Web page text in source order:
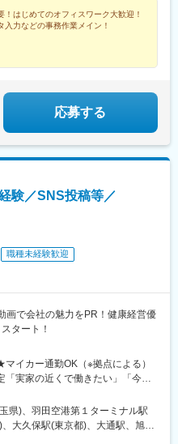
、函館駅前駅、仙台駅(地下鉄)、
音駅、新豊橋駅、豊川稲荷駅、
駅、新魚津駅、あすなろう四日
神線)、大阪梅田駅(阪急線)、小路
宮駅(神戸新交通)、西宮駅、山陽
町駅、熊本駅前駅、鹿児島駅前
駅、新宿西口駅、反町駅、羽田空
ール・ＡＮＡ利用)、西武新宿駅、
県)、大阪駅、高速神戸駅、三宮駅
、南堀端駅、二本木口駅、桜島桟
、浦添前田駅、通町筋駅、宮崎
駅、池袋駅、吉祥寺駅、町田
、川崎駅、座間駅、相模原駅、
駅、さいたま新都心駅、川口駅、
駅、千葉中央駅、千葉みなと
駅、桐生駅、栃木駅、小山駅、札
(北海道)、青森駅、一ノ関駅、遠野
横手駅、あおば通駅、泉中央駅、
形駅、寒河江駅、酒田駅、福島駅
、郡山富田駅、白河駅、名鉄名古
川駅、岡崎駅、安城駅、浜松駅、
駅、野々市工大前駅、小松駅、亀
燕三条駅、東三条駅、篠ノ井駅、
阜駅、高山駅、名鉄岐阜駅、大
町駅、鈴鹿市駅、播磨駅、草津
彦根駅、長浜駅、西梅田駅、梅田
ーバーランド駅、三ノ宮駅、西宮
鉄奈良駅、大和西大寺駅、大和八
後藤駅、弓ケ浜駅、鳥取駅、松江
下関駅、徳島駅、佐古駅、阿南
)、長崎駅前駅、大分駅、賀来駅、
都城駅、鹿児島駅、谷山駅(鹿児島
前駅(沖縄県)、おもろまち駅、都庁
第２ターミナル駅(京急)、新大久
宇都宮駅東口駅、金沢駅、市役所
！はじめてのオフィスワーク大歓迎！
入力などの事務作業メイン！
応募する
験／SNS投稿等／
職種未経験歓迎
画で会社の魅力をPR！健康経営優
タート！
イカー通勤OK（※拠点による）
実家の近くで働きたい」「今の
希望も相談OKです。地元に戻って
スタイルが変わって、勤務エリ
す！■北海道・東北：北海道・青
県)、羽田空港第１ターミナル駅
大久保駅(東京都)、大通駅、旭川